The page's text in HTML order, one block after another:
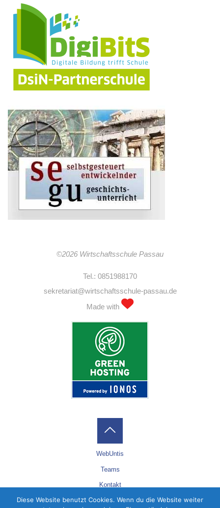
©2026 Wirtschaftsschule Passau
Tel.: 0851988170
sekretariat@wirtschaftsschule-passau.de
Made with
WebUntis
Teams
Kontakt
Datenschutz
Back
to
Top
Diese Website benutzt Cookies. Wenn du die Website weiter